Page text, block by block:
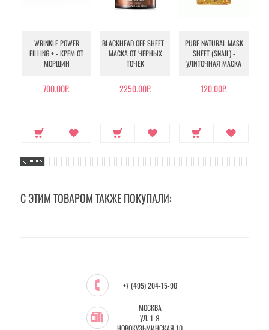
WRINKLE POWER
FILLING + - КРЕМ ОТ
МОРЩИН
700.00Р.
BLACKHEAD OFF SHEET -
МАСКА ОТ ЧЕРНЫХ
ТОЧЕК
2250.00Р.
PURE NATURAL MASK
SHEET (SNAIL) -
УЛИТОЧНАЯ МАСКА
120.00Р.
С ЭТИМ ТОВАРОМ ТАКЖЕ ПОКУПАЛИ:
+7 (495) 204-15-90
МОСКВА
УЛ. 1-Я
НОВОКУЗЬМИНСКАЯ 10